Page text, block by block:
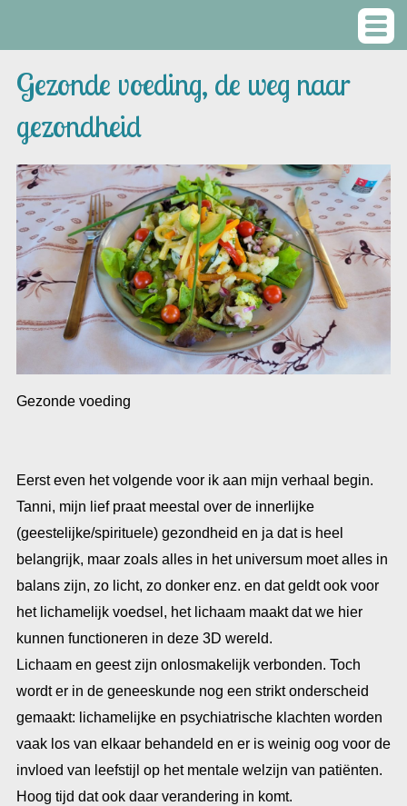
Gezonde voeding, de weg naar
gezondheid
Gezonde voeding
Eerst even het volgende voor ik aan mijn verhaal begin.
Tanni, mijn lief praat meestal over de innerlijke
(geestelijke/spirituele) gezondheid en ja dat is heel
belangrijk, maar zoals alles in het universum moet alles in
balans zijn, zo licht, zo donker enz. en dat geldt ook voor
het lichamelijk voedsel, het lichaam maakt dat we hier
kunnen functioneren in deze 3D wereld.
Lichaam en geest zijn onlosmakelijk verbonden. Toch
wordt er in de geneeskunde nog een strikt onderscheid
gemaakt: lichamelijke en psychiatrische klachten worden
vaak los van elkaar behandeld en er is weinig oog voor de
invloed van leefstijl op het mentale welzijn van patiënten.
Hoog tijd dat ook daar verandering in komt.